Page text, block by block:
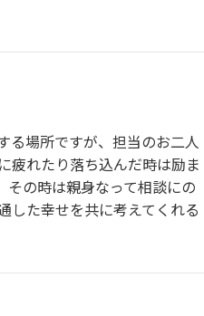
る場所ですが、担当のお二人
疲れたり落ち込んだ時は励ま
その時は親身なって相談にの
した幸せを共に考えてくれる